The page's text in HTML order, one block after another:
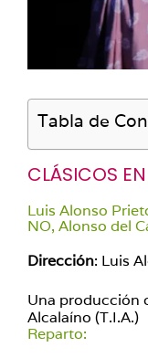
Tabla de
CLÁSICOS
Luis Alonso
NO, Alonso del
Dirección: Luis
Una producción
Alcalaíno (T.I.A.)
Reparto: